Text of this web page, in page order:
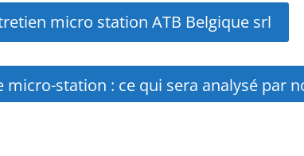
micro station ATB Belgique srl
station : ce qui sera analysé par